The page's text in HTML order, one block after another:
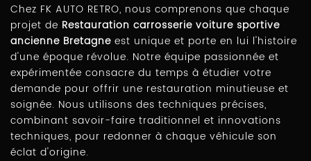
Chez FK AUTO RETRO, nous comprenons que chaque
projet de Restauration carrosserie voiture sportive
ancienne Bretagne est unique et porte en lui l'histoire
d'une époque révolue. Notre équipe passionnée et
expérimentée consacre du temps à étudier votre
demande pour offrir une restauration minutieuse et
soignée. Nous utilisons des techniques précises,
combinant savoir-faire traditionnel et innovations
techniques, pour redonner à chaque véhicule son
éclat d'origine.